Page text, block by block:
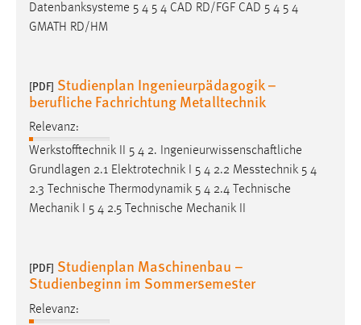
Datenbanksysteme 5 4 5 4 CAD RD/FGF CAD 5 4 5 4
GMATH RD/HM
[PDF] Studienplan Ingenieurpädagogik –
berufliche Fachrichtung Metalltechnik
Relevanz:
Werkstofftechnik II 5 4 2. Ingenieurwissenschaftliche
Grundlagen 2.1 Elektrotechnik I 5 4 2.2 Messtechnik 5 4
2.3 Technische Thermodynamik 5 4 2.4 Technische
Mechanik I 5 4 2.5 Technische Mechanik II
[PDF] Studienplan Maschinenbau –
Studienbeginn im Sommersemester
Relevanz: